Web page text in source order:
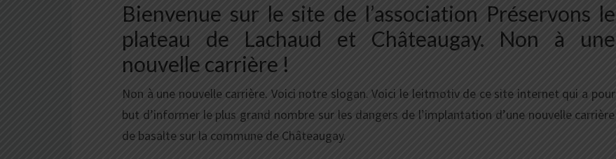
Bienvenue sur le site de l’association Préservons le
plateau de Lachaud et Châteaugay. Non à une
nouvelle carrière !
Non à une nouvelle carrière. Voici notre slogan. Voici le leitmotiv de ce site internet qui a pour
but d’informer le plus grand nombre sur les dangers de l’implantation d’une nouvelle carrière
de basalte sur la commune de Châteaugay.